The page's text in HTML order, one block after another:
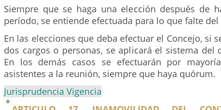
Siempre que se haga una elección después de
período, se entiende efectuada para lo que falte
En las elecciones que deba efectuar el Concejo, si
dos cargos o personas, se aplicará el sistema del
En los demás casos se efectuarán por
asistentes a la reunión, siempre que haya quórum.
Jurisprudencia Vigencia